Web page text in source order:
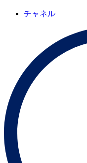
チャネル